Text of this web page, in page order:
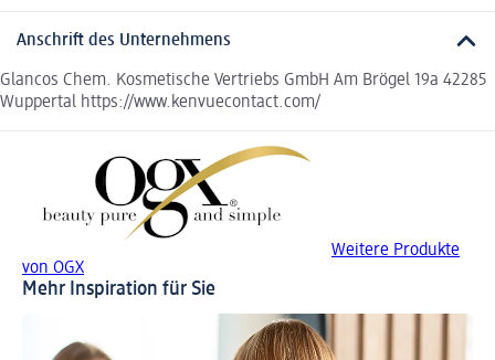
Anschrift des Unternehmens
Glancos Chem. Kosmetische Vertriebs GmbH Am Brögel 19a 42285
Wuppertal https://www.kenvuecontact.com/
Weitere Produkte
von OGX
Mehr Inspiration für Sie